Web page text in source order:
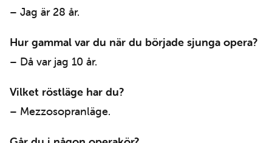
– Jag är 28 år.
Hur gammal var du när du började sjunga opera?
– Då var jag 10 år.
Vilket röstläge har du?
– Mezzosopranläge.